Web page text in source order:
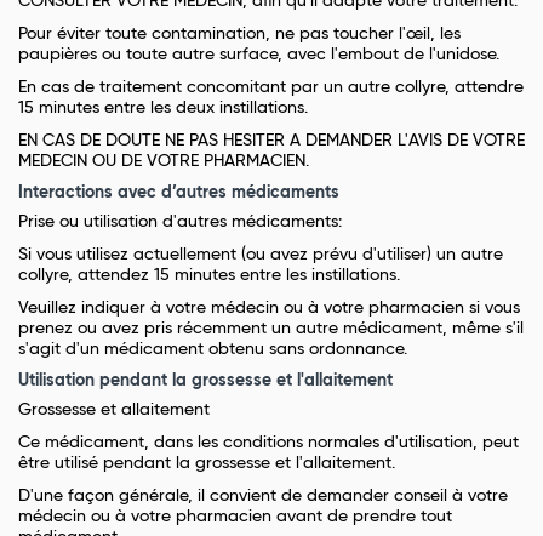
Pour éviter toute contamination, ne pas toucher l'œil, les
paupières ou toute autre surface, avec l'embout de l'unidose.
En cas de traitement concomitant par un autre collyre, attendre
15 minutes entre les deux instillations.
EN CAS DE DOUTE NE PAS HESITER A DEMANDER L'AVIS DE VOTRE
MEDECIN OU DE VOTRE PHARMACIEN.
Interactions avec d’autres médicaments
Prise ou utilisation d'autres médicaments:
Si vous utilisez actuellement (ou avez prévu d'utiliser) un autre
collyre, attendez 15 minutes entre les instillations.
Veuillez indiquer à votre médecin ou à votre pharmacien si vous
prenez ou avez pris récemment un autre médicament, même s'il
s'agit d'un médicament obtenu sans ordonnance.
Utilisation pendant la grossesse et l'allaitement
Grossesse et allaitement
Ce médicament, dans les conditions normales d'utilisation, peut
être utilisé pendant la grossesse et l'allaitement.
D'une façon générale, il convient de demander conseil à votre
médecin ou à votre pharmacien avant de prendre tout